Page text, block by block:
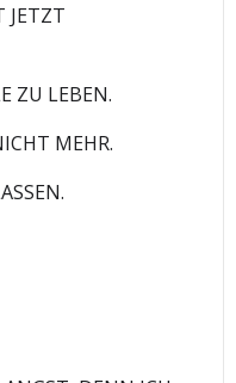
JETZT
ZU LEBEN.
MEHR.